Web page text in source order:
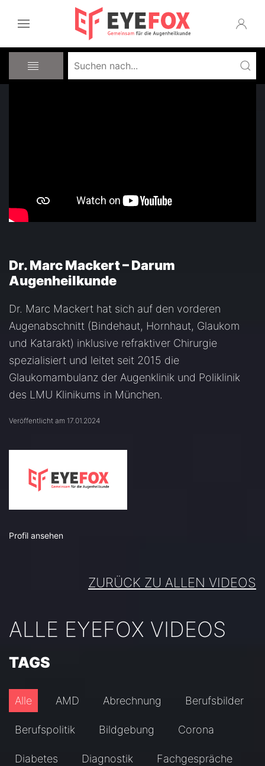
Dr. Marc Mackert – Darum
Augenheilkunde
Dr. Marc Mackert hat sich auf den vorderen
Augenabschnitt (Bindehaut, Hornhaut, Glaukom
und Katarakt) inklusive refraktiver Chirurgie
spezialisiert und leitet seit 2015 die
Glaukomambulanz der Augenklinik und Poliklinik
des LMU Klinikums in München.
Veröffentlicht am 17.01.2024
Profil ansehen
ZURÜCK ZU ALLEN VIDEOS
ALLE EYEFOX VIDEOS
TAGS
Alle AMD Abrechnung Berufsbilder
Berufspolitik Bildgebung Corona
Diabetes Diagnostik Fachgespräche